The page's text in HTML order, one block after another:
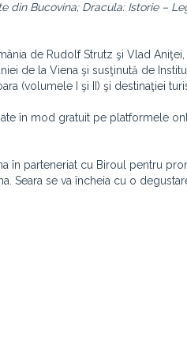
din Bucovina; Dracula: Istorie –
de Rudolf Strutz şi Vlad Aniţei,
de la Viena şi susţinută de
(volumele I şi II) şi destinaţiei
în mod gratuit pe platformele
în parteneriat cu Biroul pentru
Seara se va încheia cu o